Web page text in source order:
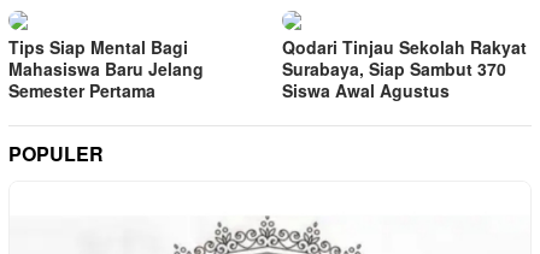
Tips Siap Mental Bagi
Mahasiswa Baru Jelang
Semester Pertama
Qodari Tinjau Sekolah Rakyat
Surabaya, Siap Sambut 370
Siswa Awal Agustus
POPULER